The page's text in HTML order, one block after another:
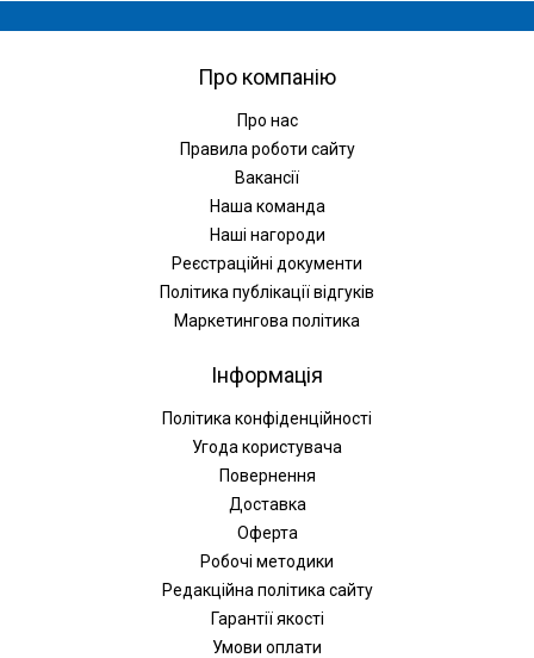
Про компанію
Про нас
Правила роботи сайту
Вакансії
Наша команда
Наші нагороди
Реєстраційні документи
Політика публікації відгуків
Маркетингова політика
Інформація
Політика конфіденційності
Угода користувача
Повернення
Доставка
Оферта
Робочі методики
Редакційна політика сайту
Гарантії якості
Умови оплати